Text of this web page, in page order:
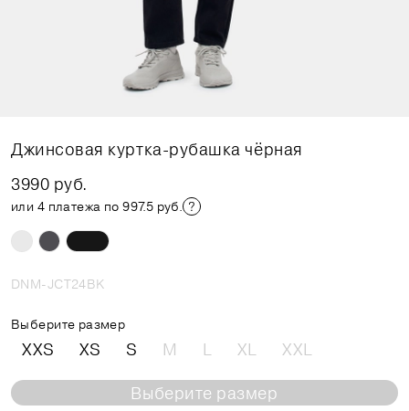
Джинсовая куртка-рубашка чёрная
3990 руб.
или 4 платежа по 997.5 руб.
DNM-JCT24BK
Выберите размер
XXS XS S M L XL XXL
Выберите размер